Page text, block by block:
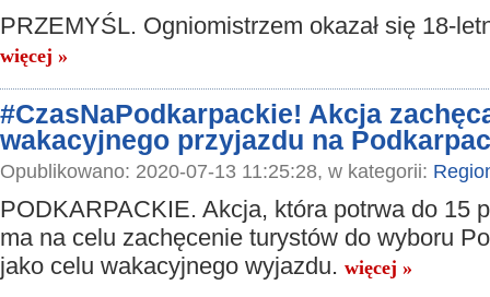
PRZEMYŚL. Ogniomistrzem okazał się 18-
więcej »
#CzasNaPodkarpackie! Akcja
wakacyjnego przyjazdu na
Opublikowano: 2020-07-13 11:25:28, w kategorii:
PODKARPACKIE. Akcja, która potrwa do 15
ma na celu zachęcenie turystów do wyboru
jako celu wakacyjnego wyjazdu. więcej »